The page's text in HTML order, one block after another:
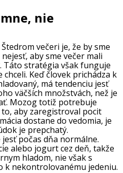
nie
večeri je, že by sme
aby sme večer mali
Táto stratégia však funguje
Keď človek prichádza k
má tendenciu jesť
väčších množstvách, než je
Mozog totiž potrebuje
aby zaregistroval pocit
dostane do vedomia, je
je prepchatý.
počas dňa normálne.
alebo jogurt cez deň, takže
hladom, nie však s
k nekontrolovanému jedeniu.